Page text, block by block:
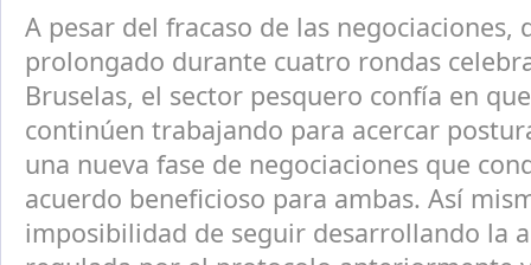
A pesar del fracaso de las negociaciones,
prolongado durante cuatro rondas
Bruselas, el sector pesquero confía en
continúen trabajando para acercar
una nueva fase de negociaciones que
acuerdo beneficioso para ambas. Así
imposibilidad de seguir desarrollando la